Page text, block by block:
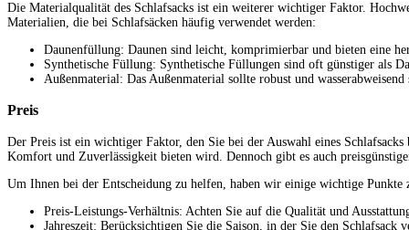
Die Materialqualität des Schlafsacks ist ein weiterer wichtiger Faktor.
Materialien, die bei Schlafsäcken häufig verwendet werden:
Daunenfüllung: Daunen sind leicht, komprimierbar und bieten eine
Synthetische Füllung: Synthetische Füllungen sind oft günstiger als
Außenmaterial: Das Außenmaterial sollte robust und
Preis
Der Preis ist ein wichtiger Faktor, den Sie bei der Auswahl eines
Komfort und Zuverlässigkeit bieten wird. Dennoch gibt es auch
Um Ihnen bei der Entscheidung zu helfen, haben wir einige wichtige Punkte
Preis-Leistungs-Verhältnis: Achten Sie auf die Qualität und
Jahreszeit: Berücksichtigen Sie die Saison, in der Sie den Schlafsack